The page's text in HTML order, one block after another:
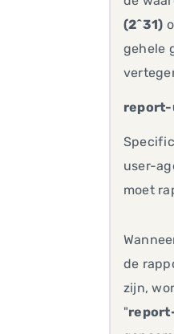
(2^31)
gehele
report-
user-
moet
de
zijn,
"